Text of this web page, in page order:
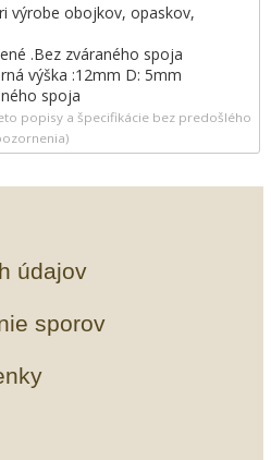
výrobe obojkov, opaskov,
.Bez zváraného spoja
výška :12mm D: 5mm
spoja
popisy a špecifikácie bez predošlého
údajov
sporov